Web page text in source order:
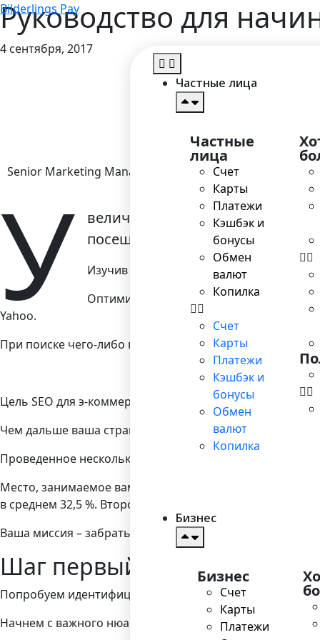
Bilderlings Pay
Частные лица
Частные
лица
Счет
Карты
Платежи
Кэшбэк и
бонусы
Обмен
валют
Копилка
Счет
Карты
Платежи
Кэшбэк и
бонусы
Обмен
валют
Копилка
Бизнес
Бизнес
Счет
Карты
Платежи
Руководство для
4 сентября, 2017
Senior Marketing Manager
У
величение трафика –
посещали мысли об освоении
Изучив данное руководство, вы
Оптимизация поисковой системы (SEO)
Yahoo.
При поиске чего-либо в Google вы попадаете на
Цель SEO для э-коммерции – сделать так, чтобы
Чем дальше ваша страница, тем меньше трафик.
Проведенное несколько лет назад исследование
Место, занимаемое вами на первой странице, также
в среднем 32,5 %. Второму результату достается лишь
Ваша миссия – забраться повыше на первых страницах
Шаг первый: изучение
Попробуем идентифицировать бесценные слова,
Начнем с важного нюанса. Большинство сайтов